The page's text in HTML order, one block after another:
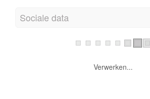
Sociale data
Verwerken...